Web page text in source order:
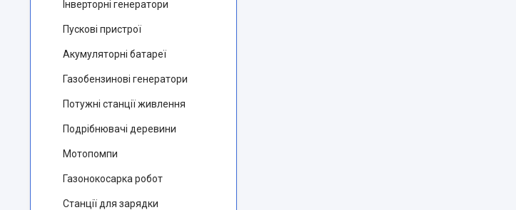
Інверторні генератори
Пускові пристрої
Aкумуляторні батареї
Газобензинові генератори
Потужні станції живлення
Подрібнювачі деревини
Мотопомпи
Газонокосарка робот
Станції для зарядки